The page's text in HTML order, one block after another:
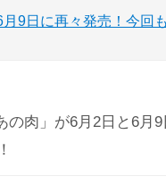
月9日に再々発売！今回
の肉」が6月2日と6月